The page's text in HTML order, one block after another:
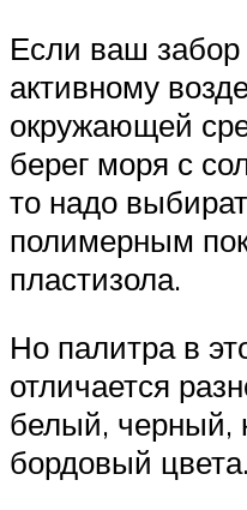
Если ваш забор
активному
окружающей
берег моря с
то надо
полимерным
пластизола.
Но палитра в
отличается
белый, черный,
бордовый цвета.